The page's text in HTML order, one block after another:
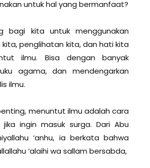
untuk hal yang bermanfaat?
bagi kita untuk menggunakan
penglihatan kita, dan hati kita
ilmu. Bisa dengan banyak
agama, dan mendengarkan
ilmu.
menuntut ilmu adalah cara
ingin masuk surga. Dari Abu
‘anhu, ia berkata bahwa
‘alaihi wa sallam bersabda,